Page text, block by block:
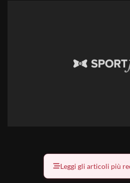
Leggi gli articoli più